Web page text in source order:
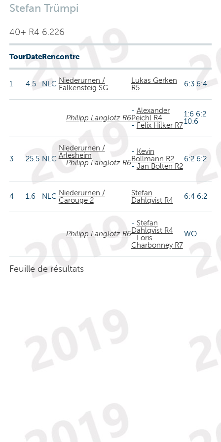
Stefan Trümpi
40+ R4 6.226
TourDateRencontre
1 4.5 NLCNiederurnen /
Falkensteig SG
Lukas Gerken
R5
6:3 6:4
Philipp Langlotz R6
- Alexander
Peichl R4
- Felix Hilker R7
1:6 6:2
10:6
3 25.5 NLC
Niederurnen /
Arlesheim
Philipp Langlotz R6
- Kevin
Bollmann R2
- Jan Bolten R2
6:2 6:2
4 1.6 NLCNiederurnen /
Carouge 2
Stefan
Dahlqvist R4
6:4 6:2
Philipp Langlotz R6
- Stefan
Dahlqvist R4
-
Loris
Charbonney R7
WO
Feuille de résultats